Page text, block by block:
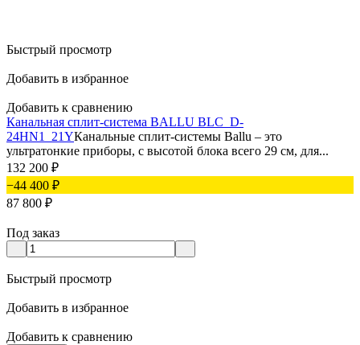
Быстрый просмотр
Добавить в избранное
Добавить к сравнению
Канальная сплит-система BALLU BLC_D-
24HN1_21YКанальные сплит-системы Ballu – это
ультратонкие приборы, с высотой блока всего 29 см, для...
132 200 ₽
−44 400 ₽
87 800 ₽
Под заказ
Быстрый просмотр
Добавить в избранное
Добавить к сравнению